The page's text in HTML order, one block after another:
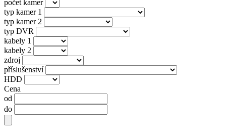
počet kamer
typ kamer 1
typ kamer 2
typ DVR
kabely 1
kabely 2
zdroj
příslušenství
HDD
Cena
od
do